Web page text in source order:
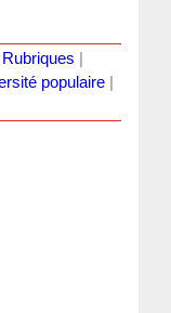
Rubriques
populaire